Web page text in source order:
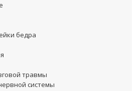
бедра
травмы
системы